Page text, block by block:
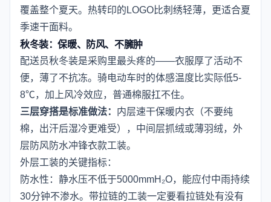
覆盖整个夏天。热转印的LOGO比刺绣轻薄，更适合夏
季速干面料。
秋冬装：保暖、防风、不臃肿
配送员秋冬装是采购里最头疼的——衣服厚了活动不
便，薄了不抗冻。骑电动车时的体感温度比实际低5-
8℃，加上风冷效应，普通棉服扛不住。
三层穿搭是标准做法： 内层速干保暖内衣（不要纯
棉，出汗后湿冷更难受），中间层抓绒或薄羽绒，外
层防风防水冲锋衣款工装。
外层工装的关键指标：
防水性：静水压不低于5000mmH₂O，能应付中雨持续
30分钟不渗水。带拉链的工装一定要看拉链处有没有